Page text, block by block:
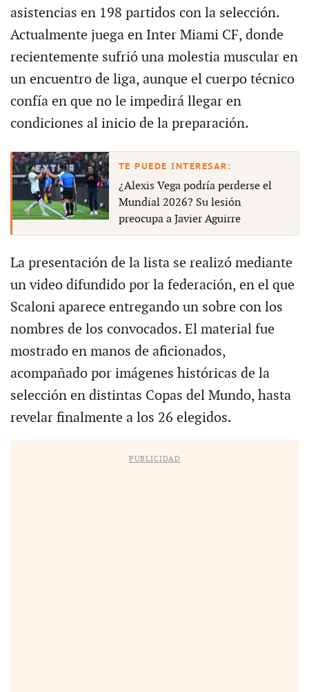
asistencias en 198 partidos con la selección.
Actualmente juega en Inter Miami CF, donde
recientemente sufrió una molestia muscular en
un encuentro de liga, aunque el cuerpo técnico
confía en que no le impedirá llegar en
condiciones al inicio de la preparación.
¿Alexis Vega podría perderse el
Mundial 2026? Su lesión
preocupa a Javier Aguirre
La presentación de la lista se realizó mediante
un video difundido por la federación, en el que
Scaloni aparece entregando un sobre con los
nombres de los convocados. El material fue
mostrado en manos de aficionados,
acompañado por imágenes históricas de la
selección en distintas Copas del Mundo, hasta
revelar finalmente a los 26 elegidos.
PUBLICIDAD